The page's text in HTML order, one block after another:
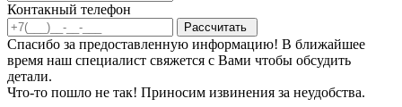
Контакный телефон
Спасибо за предоставленную информацию! В ближайшее
время наш специалист свяжется с Вами чтобы обсудить
детали.
Что-то пошло не так! Приносим извинения за неудобства.